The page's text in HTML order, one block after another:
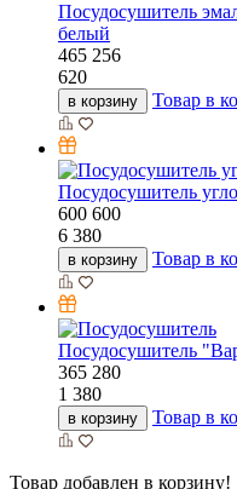
Посудосушитель
белый
465 256
620
в корзину Товар в
Посудосушитель
600 600
6 380
в корзину Товар в
Посудосушитель
365 280
1 380
в корзину Товар в
Товар добавлен в корзину!